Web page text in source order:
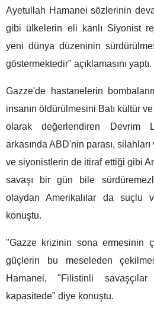
Ayetullah Hamanei sözlerinin
gibi ülkelerin eli kanlı Siyonist
yeni dünya düzeninin
göstermektedir" açıklamasını yaptı.
Gazze'de hastanelerin
insanın öldürülmesini Batı kültür
olarak değerlendiren Devrim
arkasında ABD'nin parası, silahları
ve siyonistlerin de itiraf ettiği gibi
savaşı bir gün bile
olaydan Amerikalılar da suçlu
konuştu.
"Gazze krizinin sona ermesinin
güçlerin bu meseleden
Hamanei, "Filistinli
kapasitede" diye konuştu.